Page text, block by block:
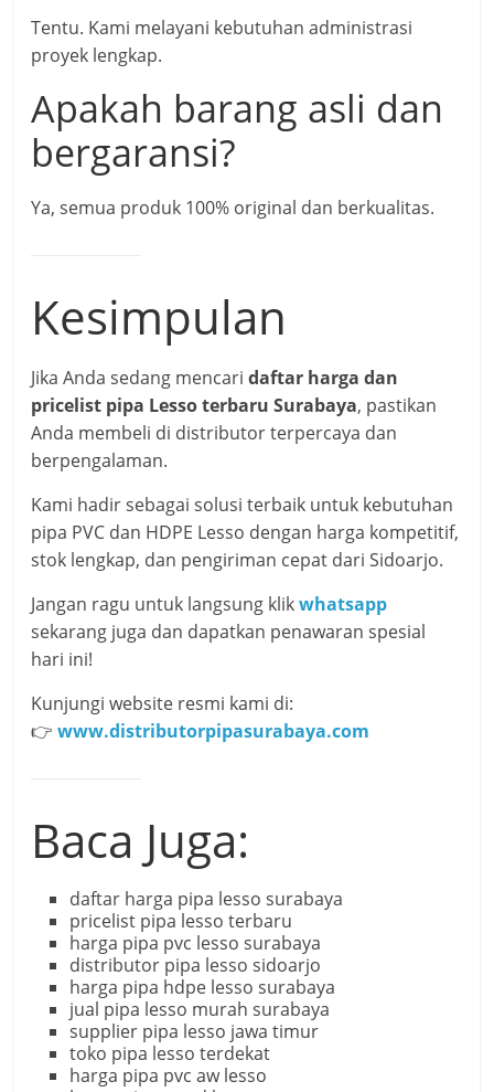
Tentu. Kami melayani kebutuhan administrasi
proyek lengkap.
Apakah barang asli dan
bergaransi?
Ya, semua produk 100% original dan berkualitas.
Kesimpulan
Jika Anda sedang mencaridaftar harga dan
pricelist pipa Lesso terbaru Surabaya, pastikan
Anda membeli di distributor terpercaya dan
berpengalaman.
Kami hadir sebagai solusi terbaik untuk kebutuhan
pipa PVC dan HDPE Lesso dengan harga kompetitif,
stok lengkap, dan pengiriman cepat dari Sidoarjo.
Jangan ragu untuk langsung klikwhatsapp
sekarang juga dan dapatkan penawaran spesial
hari ini!
Kunjungi website resmi kami di:
👉www.distributorpipasurabaya.com
Baca Juga:
daftar harga pipa lesso surabaya
pricelist pipa lesso terbaru
harga pipa pvc lesso surabaya
distributor pipa lesso sidoarjo
harga pipa hdpe lesso surabaya
jual pipa lesso murah surabaya
supplier pipa lesso jawa timur
toko pipa lesso terdekat
harga pipa pvc aw lesso